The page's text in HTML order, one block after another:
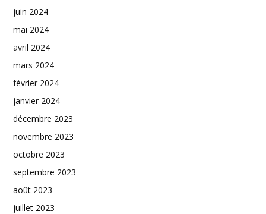
juin 2024
mai 2024
avril 2024
mars 2024
février 2024
janvier 2024
décembre 2023
novembre 2023
octobre 2023
septembre 2023
août 2023
juillet 2023